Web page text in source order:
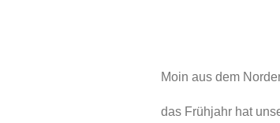
Moin aus dem
das Frühjahr hat